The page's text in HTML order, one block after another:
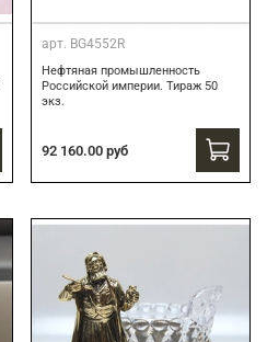
арт. BG4552R
Нефтяная промышленность
Российской империи. Тираж 50
экз.
92 160.00 руб